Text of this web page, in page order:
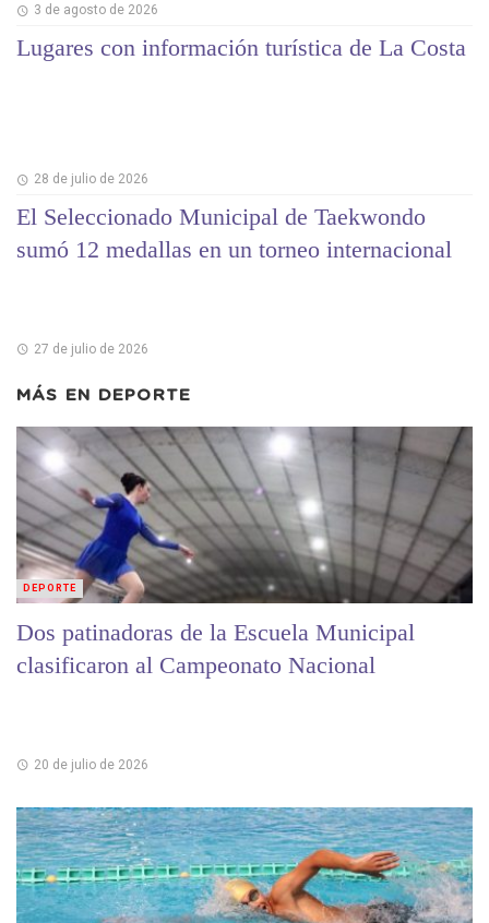
3 de agosto de 2026
Lugares con información turística de La Costa
28 de julio de 2026
El Seleccionado Municipal de Taekwondo
sumó 12 medallas en un torneo internacional
27 de julio de 2026
MÁS EN DEPORTE
Dos patinadoras de la Escuela Municipal
clasificaron al Campeonato Nacional
20 de julio de 2026
DEPORTE